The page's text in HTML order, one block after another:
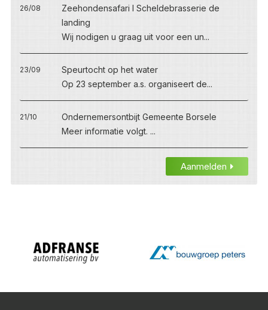
26/08
Zeehondensafari I Scheldebrasserie de
landing
Wij nodigen u graag uit voor een un...
23/09
Speurtocht op het water
Op 23 september a.s. organiseert de...
21/10
Ondernemersontbijt Gemeente Borsele
Meer informatie volgt. ...
Aanmelden